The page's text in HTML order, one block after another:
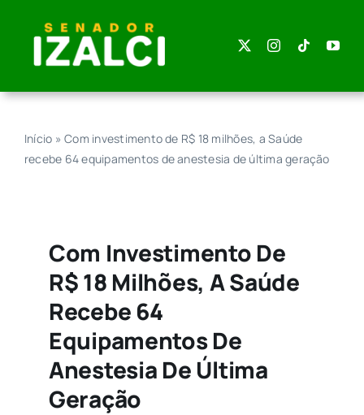
content
Início »Com investimento de R$ 18 milhões, a Saúde
recebe 64 equipamentos de anestesia de última geração
Com Investimento De
R$ 18 Milhões, A Saúde
Recebe 64
Equipamentos De
Anestesia De Última
Geração